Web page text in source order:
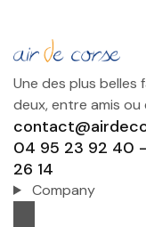
Une des plus belles
deux, entre amis ou
04 95 23 92 40
26 14
Company